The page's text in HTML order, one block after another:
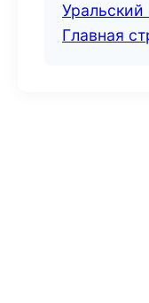
Главная